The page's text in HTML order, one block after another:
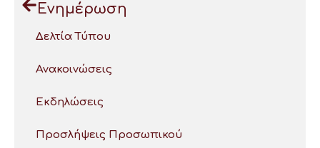
Ενημέρωση
Δελτία Τύπου
Ανακοινώσεις
Εκδηλώσεις
Προσλήψεις Προσωπικού